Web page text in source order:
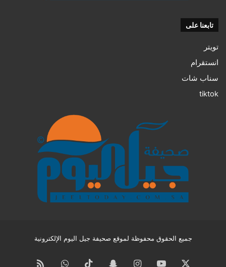
تابعنا على
تويتر
انستقرام
سناب شات
tiktok
جميع الحقوق محفوظة لموقع صحيفة جيل اليوم الإلكترونية
‫YouTubeانستقرامسناب ‫TikTok واتساب